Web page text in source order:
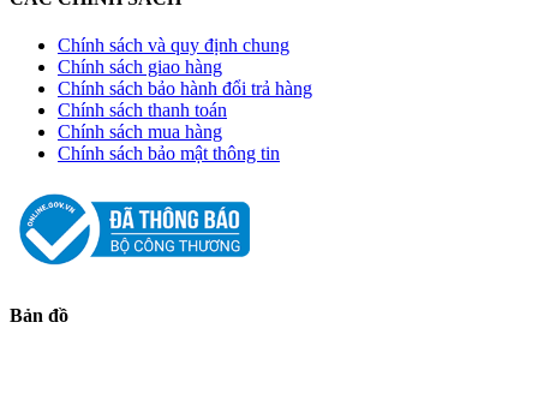
Chính sách và quy định chung
Chính sách giao hàng
Chính sách bảo hành đổi trả hàng
Chính sách thanh toán
Chính sách mua hàng
Chính sách bảo mật thông tin
Bản đồ